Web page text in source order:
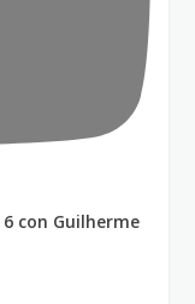
con Guilherme